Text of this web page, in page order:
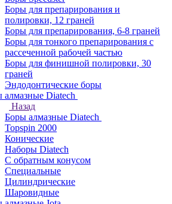
Боры для препарирования и
полировки, 12 граней
Боры для препарирования, 6-8 граней
Боры для тонкого препарирования с
рассеченной рабочей частью
Боры для финишной полировки, 30
граней
Эндодонтические боры
алмазные Diatech
Назад
Боры алмазные Diatech
Topspin 2000
Конические
Наборы Diatech
С обратным конусом
Специальные
Цилиндрические
Шаровидные